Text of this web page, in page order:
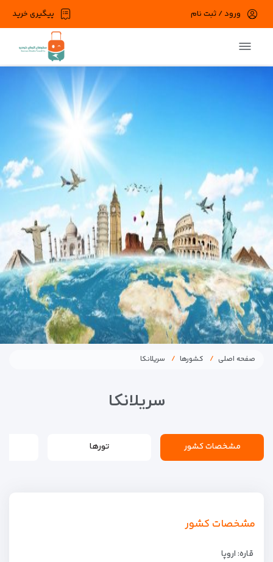
در حال حاضر ارتباط با سرور قطع می باشد لطفا
پیگیری خرید ورود / ثبت نام
صفحه اصلی کشورها سریلانکا
سریلانکا
مشخصات کشور تورها
مشخصات کشور
قاره: اروپا